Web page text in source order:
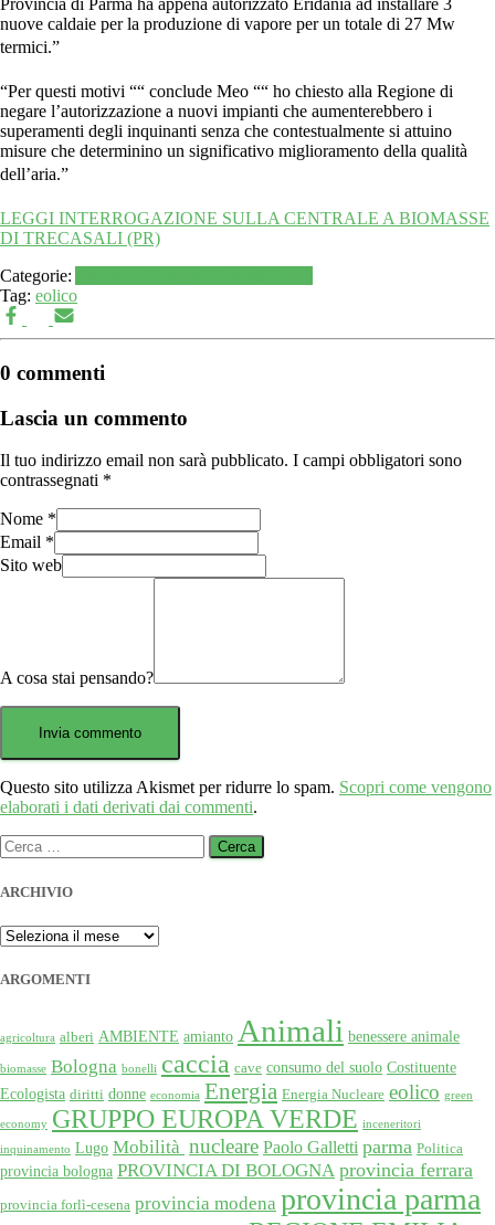
Provincia di Parma ha appena autorizzato Eridania ad installare 3
nuove caldaie per la produzione di vapore per un totale di 27 Mw
termici.”
“Per questi motivi ““ conclude Meo ““ ho chiesto alla Regione di
negare l’autorizzazione a nuovi impianti che aumenterebbero i
superamenti degli inquinanti senza che contestualmente si attuino
misure che determinino un significativo miglioramento della qualità
dell’aria.”
LEGGI INTERROGAZIONE SULLA CENTRALE A BIOMASSE
DI TRECASALI (PR)
Categorie:
Tag: eolico
0 commenti
Lascia un commento
Il tuo indirizzo email non sarà pubblicato. I campi obbligatori sono
contrassegnati *
Nome *
Email *
Sito web
A cosa stai pensando?
Questo sito utilizza Akismet per ridurre lo spam. Scopri come vengono
elaborati i dati derivati dai commenti.
Ricerca
per:
ARCHIVIO
ARCHIVIO
ARGOMENTI
agricoltura alberi AMBIENTE amianto Animali benessere animale
biomasse Bologna bonelli caccia cave consumo del suolo Costituente
Ecologista diritti donne economia Energia Energia Nucleare eolico green
economy GRUPPO EUROPA VERDE inceneritori
inquinamento Lugo Mobilità nucleare Paolo Galletti parma Politica
provincia bologna PROVINCIA DI BOLOGNA provincia ferrara
provincia forlì-cesena provincia modena provincia parma